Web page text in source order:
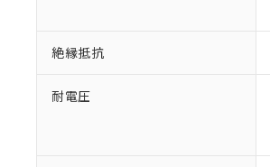
絶縁抵抗
耐電圧